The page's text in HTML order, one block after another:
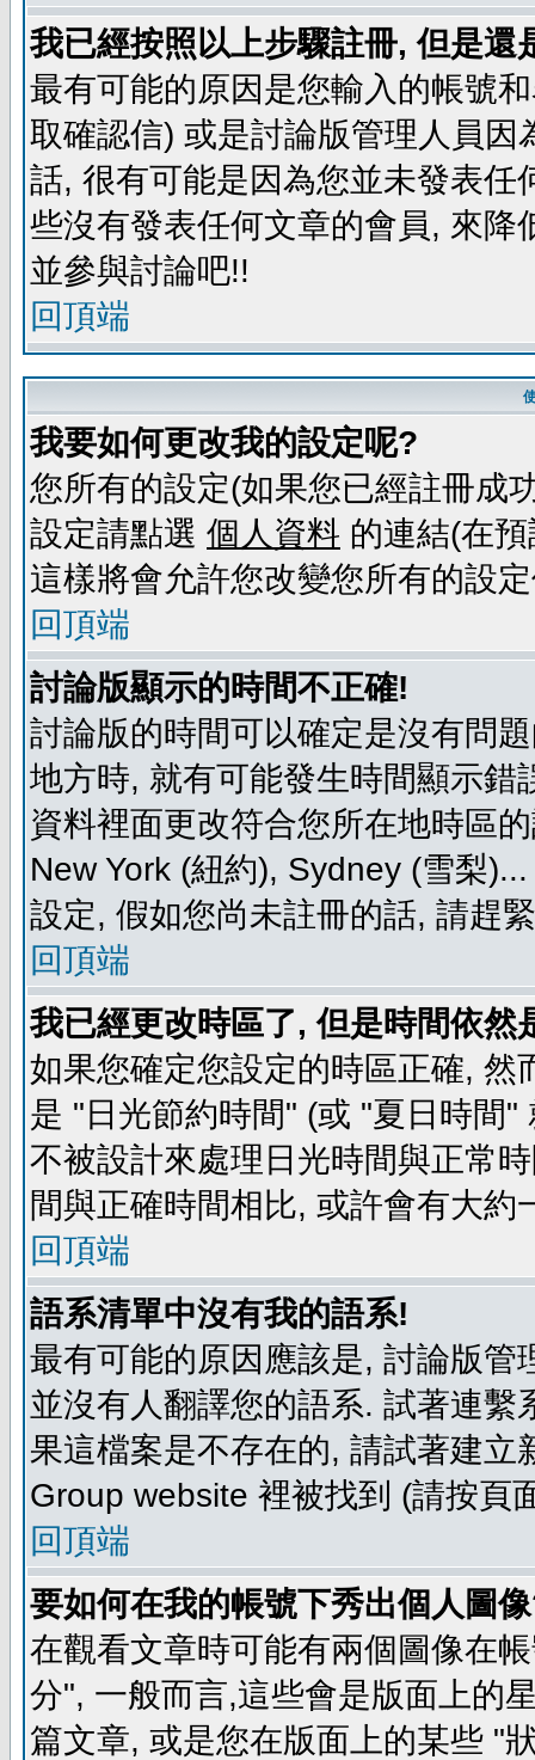
我已經按照以上步驟註冊, 但是還
最有可能的原因是您輸入的帳號
取確認信) 或是討論版管理人員
話, 很有可能是因為您並未發表
些沒有發表任何文章的會員, 來
並參與討論吧!!
回頂端
我要如何更改我的設定呢?
您所有的設定(如果您已經註冊成
設定請點選 個人資料 的連結(在
這樣將會允許您改變您所有的設
回頂端
討論版顯示的時間不正確!
討論版的時間可以確定是沒有問
地方時, 就有可能發生時間顯示
資料裡面更改符合您所在地時區
New York (紐約), Sydney (雪梨
設定, 假如您尚未註冊的話, 請趕
回頂端
我已經更改時區了, 但是時間依然
如果您確定您設定的時區正確,
是 "日光節約時間" (或 "夏日時間
不被設計來處理日光時間與正常
間與正確時間相比, 或許會有大約
回頂端
語系清單中沒有我的語系!
最有可能的原因應該是, 討論版
並沒有人翻譯您的語系. 試著連
果這檔案是不存在的, 請試著建
Group website 裡被找到 (請按頁
回頂端
要如何在我的帳號下秀出個人圖
在觀看文章時可能有兩個圖像在
分", 一般而言,這些會是版面上的
篇文章, 或是您在版面上的某些 "